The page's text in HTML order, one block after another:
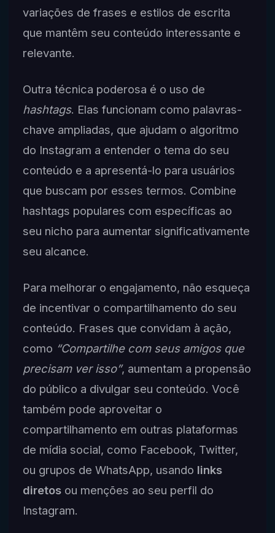
variações de frases e estilos de escrita
que mantêm seu conteúdo interessante e
relevante.
Outra técnica poderosa é o uso de
hashtags. Elas funcionam como palavras-
chave ampliadas, que ajudam o algoritmo
do Instagram a entender o tema do seu
conteúdo e a apresentá-lo para usuários
que buscam por esses termos. Combine
hashtags populares com específicas ao
seu nicho para aumentar significativamente
seu alcance.
Para melhorar o engajamento, não esqueça
de incentivar o compartilhamento do seu
conteúdo. Frases que convidam à ação,
como “Compartilhe com seus amigos que
precisam ver isso”, aumentam a propensão
do público a divulgar seu conteúdo. Você
também pode aproveitar o
compartilhamento em outras plataformas
de mídia social, como Facebook, Twitter,
ou grupos de WhatsApp, usando links
diretosou menções ao seu perfil do
Instagram.